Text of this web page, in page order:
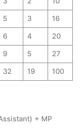
5 3
16
6 4
20
9 5
27
32 19 100
+ MP